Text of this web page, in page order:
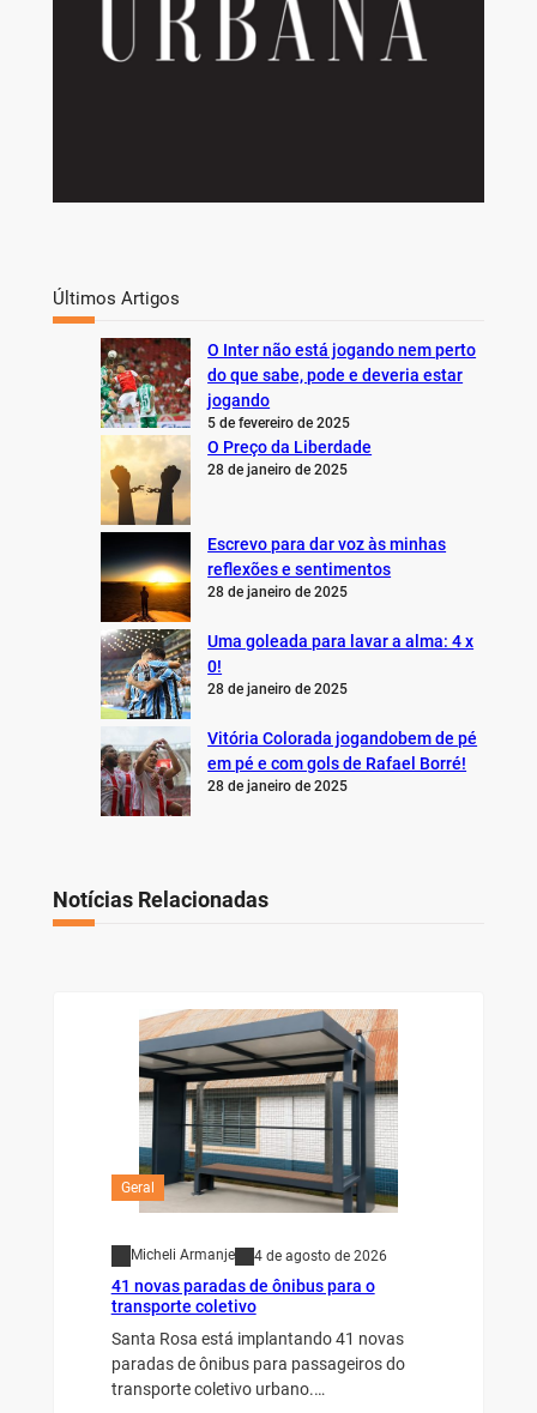
Últimos Artigos
O Inter não está jogando nem perto
do que sabe, pode e deveria estar
jogando
5 de fevereiro de 2025
O Preço da Liberdade
28 de janeiro de 2025
Escrevo para dar voz às minhas
reflexões e sentimentos
28 de janeiro de 2025
Uma goleada para lavar a alma: 4 x
0!
28 de janeiro de 2025
Vitória Colorada jogandobem de pé
em pé e com gols de Rafael Borré!
28 de janeiro de 2025
Notícias Relacionadas
Geral
Micheli Armanje 4 de agosto de 2026
41 novas paradas de ônibus para o
transporte coletivo
Santa Rosa está implantando 41 novas
paradas de ônibus para passageiros do
transporte coletivo urbano.…